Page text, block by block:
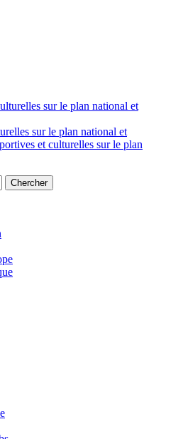
sur le plan national et
et culturelles sur le plan
DE LA HAAC N°0134/